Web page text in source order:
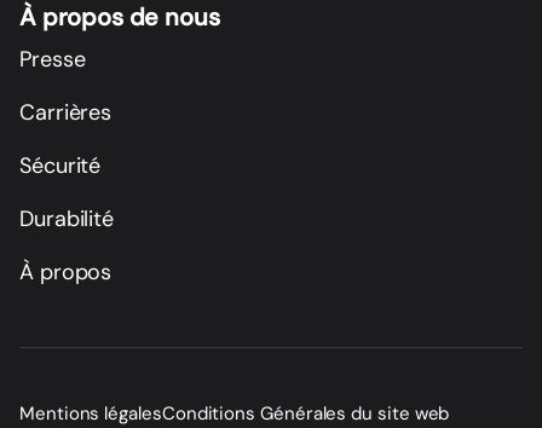
À propos de nous
Presse
Carrières
Sécurité
Durabilité
À propos
Mentions légalesConditions Générales du site web